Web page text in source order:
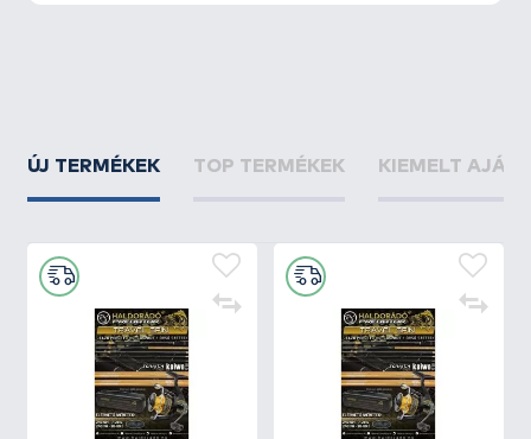
ÚJ TERMÉKEK TOP TERMÉKEK KIEMELT